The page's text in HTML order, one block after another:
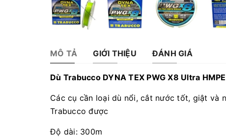
MÔ TẢ GIỚI THIỆU ĐÁNH GIÁ
Dù Trabucco DYNA TEX PWG X8 Ultra
Các cụ cần loại dù nổi, cắt nước tốt, giật và
Trabucco được
Độ dài: 300m